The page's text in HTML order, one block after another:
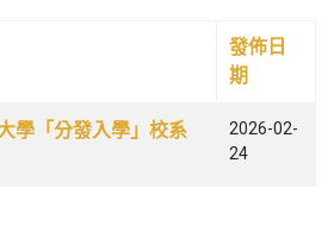
發佈日
期
學「分發入學」校系
2026-02-
24